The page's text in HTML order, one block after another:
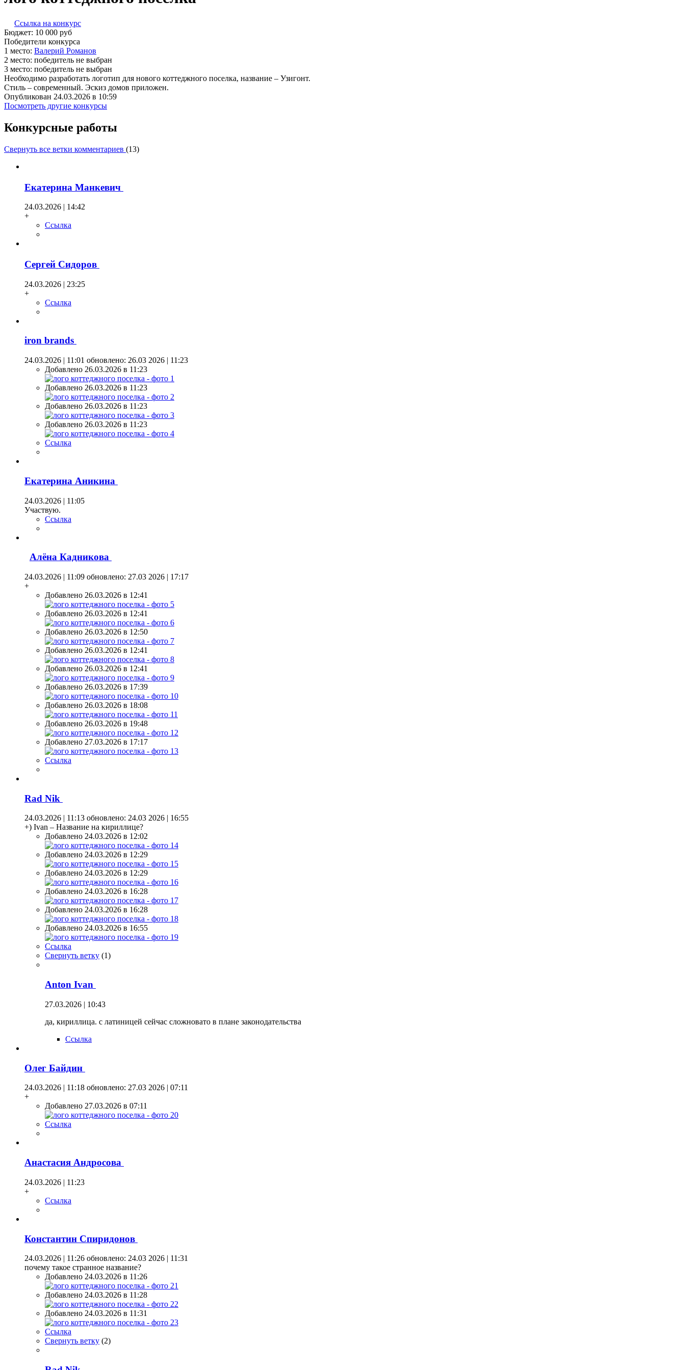
Ссылка на конкурс
Бюджет: 10 000 руб
Победители конкурса
1 место: Ва­лерий Ро­манов
2 место: победитель не выбран
3 место: победитель не выбран
Необходимо разработать логотип для нового коттеджного поселка, название – Узигонт.
Стиль – современный. Эскиз домов приложен.
Опубликован 24.03.2026 в 10:59
Посмотреть другие конкурсы
Конкурсные работы
Свернуть все ветки комментариев (13)
Екатерина Манкевич
24.03.2026 | 14:42
+
Ссылка
Сергей Сидоров
24.03.2026 | 23:25
+
Ссылка
iron brands
24.03.2026 | 11:01 обновлено: 26.03 2026 | 11:23
Добавлено 26.03.2026 в 11:23
Добавлено 26.03.2026 в 11:23
Добавлено 26.03.2026 в 11:23
Добавлено 26.03.2026 в 11:23
Ссылка
Екатерина Аникина
24.03.2026 | 11:05
Участвую.
Ссылка
Алёна Кадникова
24.03.2026 | 11:09 обновлено: 27.03 2026 | 17:17
+
Добавлено 26.03.2026 в 12:41
Добавлено 26.03.2026 в 12:41
Добавлено 26.03.2026 в 12:50
Добавлено 26.03.2026 в 12:41
Добавлено 26.03.2026 в 12:41
Добавлено 26.03.2026 в 17:39
Добавлено 26.03.2026 в 18:08
Добавлено 26.03.2026 в 19:48
Добавлено 27.03.2026 в 17:17
Ссылка
Rad Nik
24.03.2026 | 11:13 обновлено: 24.03 2026 | 16:55
+) Ivan – Название на кириллице?
Добавлено 24.03.2026 в 12:02
Добавлено 24.03.2026 в 12:29
Добавлено 24.03.2026 в 12:29
Добавлено 24.03.2026 в 16:28
Добавлено 24.03.2026 в 16:28
Добавлено 24.03.2026 в 16:55
Ссылка
Свернуть ветку (1)
Anton Ivan
27.03.2026 | 10:43
да, кириллица. с латиницей сейчас сложновато в плане законодательства
Ссылка
Олег Байдин
24.03.2026 | 11:18 обновлено: 27.03 2026 | 07:11
+
Добавлено 27.03.2026 в 07:11
Ссылка
Анастасия Андросова
24.03.2026 | 11:23
+
Ссылка
Константин Спиридонов
24.03.2026 | 11:26 обновлено: 24.03 2026 | 11:31
почему такое странное название?
Добавлено 24.03.2026 в 11:26
Добавлено 24.03.2026 в 11:28
Добавлено 24.03.2026 в 11:31
Ссылка
Свернуть ветку (2)